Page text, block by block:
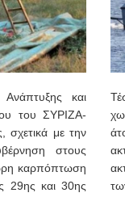
και
του ΣΥΡΙΖΑ-
σχετικά με την
στους
καρπόπτωση
29ης και 30ης